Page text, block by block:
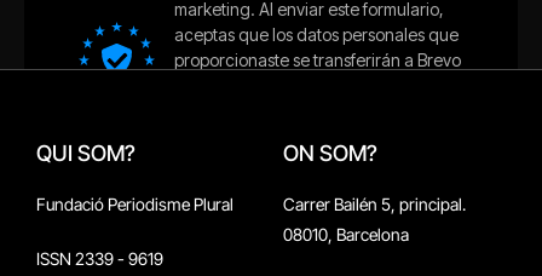
QUI SOM?
Fundació Periodisme Plural
ISSN 2339 - 9619
ON SOM?
Carrer Bailén 5, principal.
08010, Barcelona